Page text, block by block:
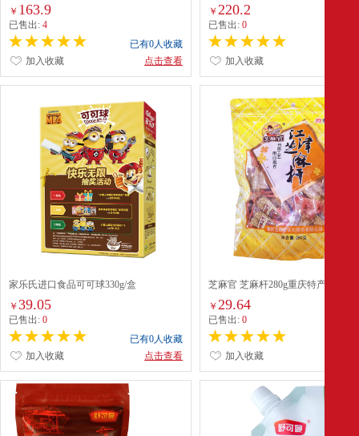
￥ 163.9
已售出: 4
已有0人收藏
点击查看
加入收藏
￥ 220.2
已售出:0
加入收藏
家乐氏进口食品可可球330g/盒
￥ 39.05
已售出: 0
已有0人收藏
点击查看
加入收藏
芝麻官 芝麻杆280g重庆特产传统工
￥ 29.64
已售出:0
加入收藏